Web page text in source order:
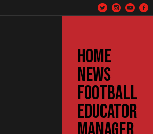
HOME
NEWS
FOOTBALL
EDUCATOR